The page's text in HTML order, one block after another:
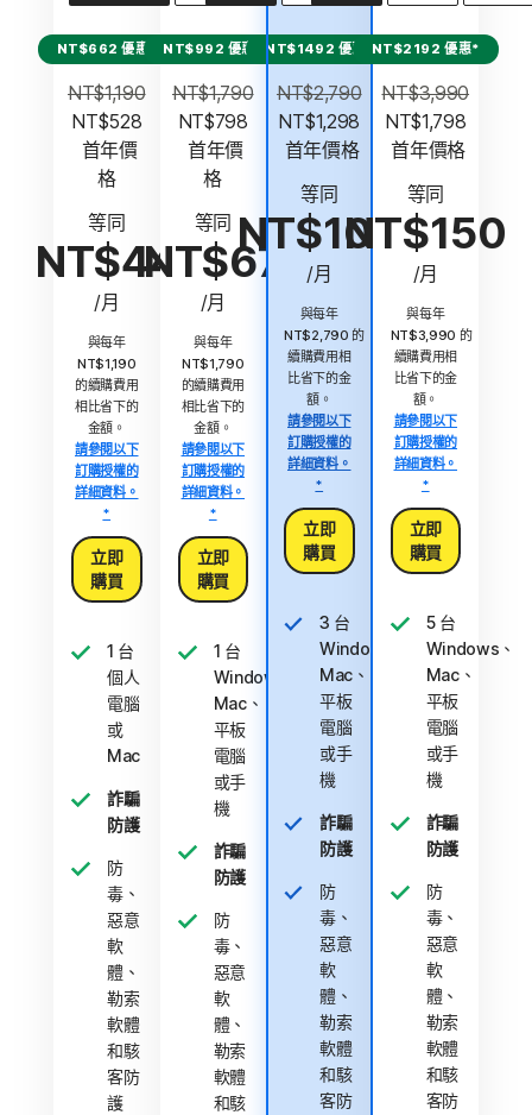
NT$662 優惠*
NT$1,190
NT$528
格
等同
NT$44
/月
與每年
NT$1,190
的續購費用
相比省下的
金額。
請參閱以下
訂購授權的
詳細資料。
*
立即
購買
1 台
個人
電腦
或
Mac
詐騙
防護
防
毒、
惡意
軟
體、
勒索
軟體
和駭
客防
護
NT$992 優惠*
NT$1,790
NT$798
首年價
格
等同
NT$67
/月
與每年
NT$1,790
的續購費用
相比省下的
金額。
請參閱以下
訂購授權的
詳細資料。
*
立即
購買
1 台
Windows、
Mac、
平板
電腦
或手
機
詐騙
防護
防
毒、
惡意
軟
體、
勒索
軟體
和駭
NT$1492 優惠*
NT$2,790
NT$1,298
首年價格
等同
NT$109
/月
與每年
NT$2,790 的
續購費用相
比省下的金
額。
請參閱以下
訂購授權的
詳細資料。
*
立即
購買
3 台
Windows、
Mac、
平板
電腦
或手
機
詐騙
防護
防
毒、
惡意
軟
體、
勒索
軟體
和駭
客防
NT$2192 優惠*
NT$3,990
NT$1,798
首年價格
等同
NT$150
/月
與每年
NT$3,990 的
續購費用相
比省下的金
額。
請參閱以下
訂購授權的
詳細資料。
*
立即
購買
5 台
Windows、
Mac、
平板
電腦
或手
機
詐騙
防護
防
毒、
惡意
軟
體、
勒索
軟體
和駭
客防